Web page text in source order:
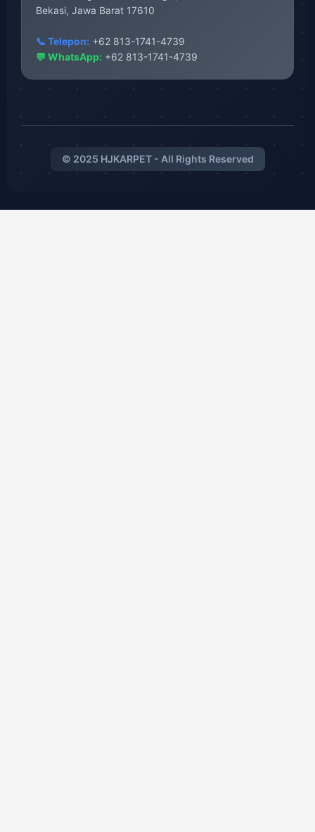
Bekasi, Jawa Barat 17610
📞 Telepon: +62 813-1741-4739
💬 WhatsApp: +62 813-1741-4739
© 2025 HJKARPET - All Rights Reserved